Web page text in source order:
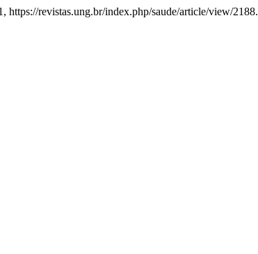
https://revistas.ung.br/index.php/saude/article/view/2188.